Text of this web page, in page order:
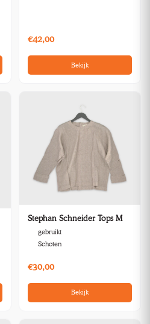
€42,00
Bekijk
Stephan Schneider Tops M
gebruikt
Schoten
€30,00
Bekijk